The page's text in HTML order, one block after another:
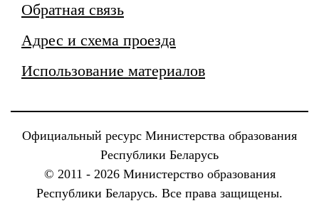
Обратная связь
Адрес и схема проезда
Использование материалов
Официальный ресурс Министерства образования
Республики Беларусь
© 2011 - 2026 Министерство образования
Республики Беларусь. Все права защищены.